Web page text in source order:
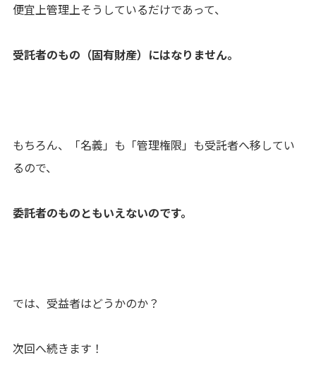
便宜上管理上そうしているだけであって、
受託者のもの（固有財産）にはなりません。
もちろん、「名義」も「管理権限」も受託者へ移してい
るので、
委託者のものともいえないのです。
では、受益者はどうかのか？
次回へ続きます！